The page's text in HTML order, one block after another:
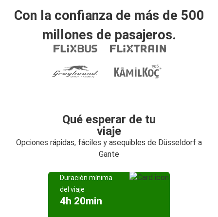
Con la confianza de más de 500
millones de pasajeros.
Qué esperar de tu
viaje
Opciones rápidas, fáciles y asequibles de Düsseldorf a
Gante
Duración mínima
del viaje
4h 20min